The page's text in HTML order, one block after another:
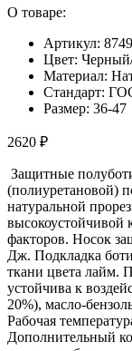
О товаре:
Артикул:
Цвет:
Материал:
Стандарт:
Размер: 36-47
2620 ₽
Защитные
(полиуретановой)
натуральной
высокоустойчивой
факторов. Носок
Дж. Подкладка
ткани цвета лайм.
устойчива к
20%), масло-
Рабочая
Дополнительный